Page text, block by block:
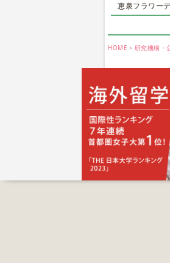
恵泉フラワー
HOME 研究機構・